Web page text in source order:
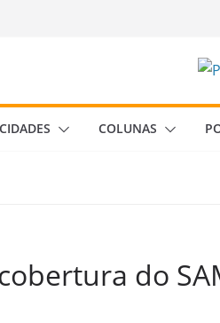
CIDADES COLUNAS
do